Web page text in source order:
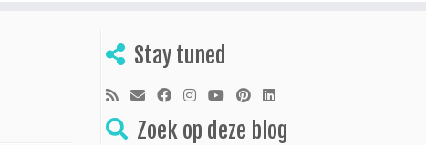
Stay tuned
Zoek op deze blog